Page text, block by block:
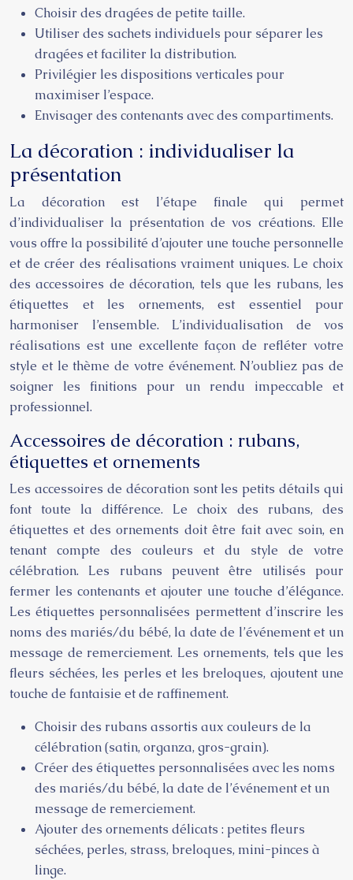
Choisir des dragées de petite taille.
Utiliser des sachets individuels pour séparer les
dragées et faciliter la distribution.
Privilégier les dispositions verticales pour
maximiser l’espace.
Envisager des contenants avec des compartiments.
La décoration : individualiser la
présentation
La décoration est l’étape finale qui permet
d’individualiser la présentation de vos créations. Elle
vous offre la possibilité d’ajouter une touche personnelle
et de créer des réalisations vraiment uniques. Le choix
des accessoires de décoration, tels que les rubans, les
étiquettes et les ornements, est essentiel pour
harmoniser l’ensemble. L’individualisation de vos
réalisations est une excellente façon de refléter votre
style et le thème de votre événement. N’oubliez pas de
soigner les finitions pour un rendu impeccable et
professionnel.
Accessoires de décoration : rubans,
étiquettes et ornements
Les accessoires de décoration sont les petits détails qui
font toute la différence. Le choix des rubans, des
étiquettes et des ornements doit être fait avec soin, en
tenant compte des couleurs et du style de votre
célébration. Les rubans peuvent être utilisés pour
fermer les contenants et ajouter une touche d’élégance.
Les étiquettes personnalisées permettent d’inscrire les
noms des mariés/du bébé, la date de l’événement et un
message de remerciement. Les ornements, tels que les
fleurs séchées, les perles et les breloques, ajoutent une
touche de fantaisie et de raffinement.
Choisir des rubans assortis aux couleurs de la
célébration (satin, organza, gros-grain).
Créer des étiquettes personnalisées avec les noms
des mariés/du bébé, la date de l’événement et un
message de remerciement.
Ajouter des ornements délicats : petites fleurs
séchées, perles, strass, breloques, mini-pinces à
linge.